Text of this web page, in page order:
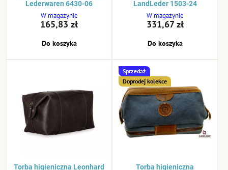
Lederwaren 6430-06
W magazynie
165,83 zł
Do koszyka
LandLeder 1503-24
W magazynie
331,67 zł
Do koszyka
Torba higieniczna Leonhard
Sprzedaż
Doprodej kolekce
Torba higieniczna